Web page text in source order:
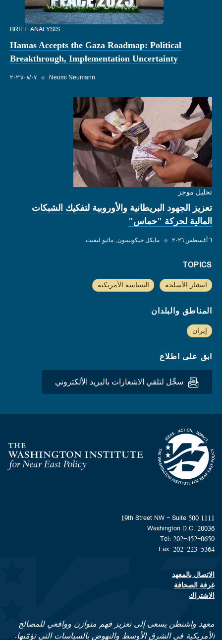
BRIEF ANALYSIS
Hamas Accepts the Gaza Roadmap: Political
Breakthrough, Implementation Uncertainty
٠٧‏/٠٨‏/٢٠٢٦ ◆ Neomi Neumann
تحليل موجز
تعزيز الجهود البريطانية والأوروبية لتفكيك الشبكات
المالية لحركة "حماس"
٦ أغسطس ٢٠٢٦ ◆ مايكل جيكوبسون ماثيو ليفيت
TOPICS
انتشار الأسلحة السياسة الأمريكية
المناطق والبلدان
إيران
ابق على اطلاع
سجِّل لتلقي الاشعارات بالبريد الألكتروني
Homepage
1111 19th Street NW - Suite 500
Washington D.C. 20036
Tel: 202-452-0650
Fax: 202-223-5364
Footer contact links
الاتصال بالمعهد
غرفة الصحافة
الاشتراك
معهد واشنطن يسعى إلى تعزيز فهم متوازن وواقعي للمصالح
الأمريكية في الشرق الأوسط والنهوض بالسياسات التي تؤمّنها.